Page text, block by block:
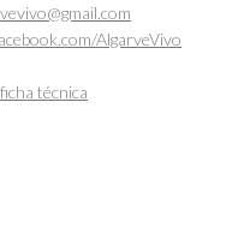
AlgarveVivo
técnica